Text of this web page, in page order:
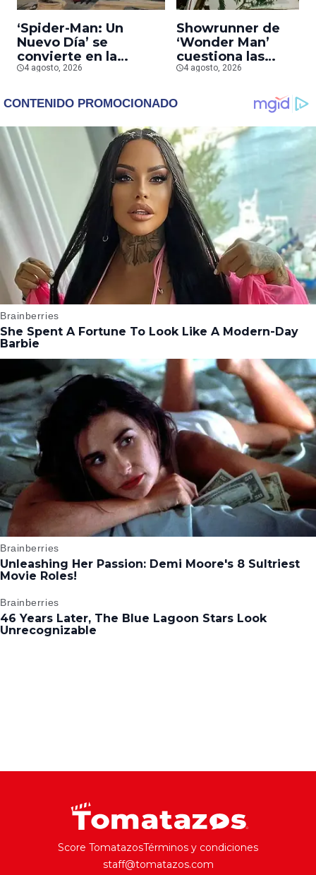
‘Spider-Man: Un
Nuevo Día’ se
convierte en la
segunda película que
los mil millones en
4 agosto, 2026
Showrunner de
‘Wonder Man’
cuestiona las
prioridades de
la serie
4 agosto, 2026
Score TomatazosTérminos y condiciones
staff@tomatazos.com